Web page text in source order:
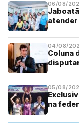
06/08/
atender
04/08/
Coluna
05/08/
na